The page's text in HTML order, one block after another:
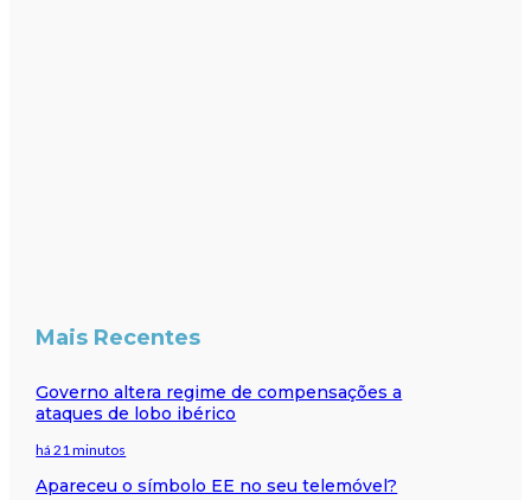
Mais Recentes
Governo altera regime de compensações a
ataques de lobo ibérico
há 21 minutos
Apareceu o símbolo EE no seu telemóvel?